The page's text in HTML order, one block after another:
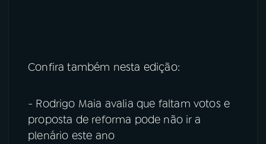
Confira também nesta edição:
- Rodrigo Maia avalia que faltam votos e
proposta de reforma pode não ir a
plenário este ano